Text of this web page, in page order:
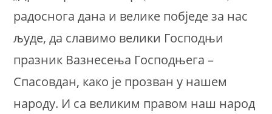
радоснога дана и велике побједе за нас
људе, да славимо велики Господњи
празник Вазнесења Господњега –
Спасовдан, како је прозван у нашем
народу. И са великим правом наш народ